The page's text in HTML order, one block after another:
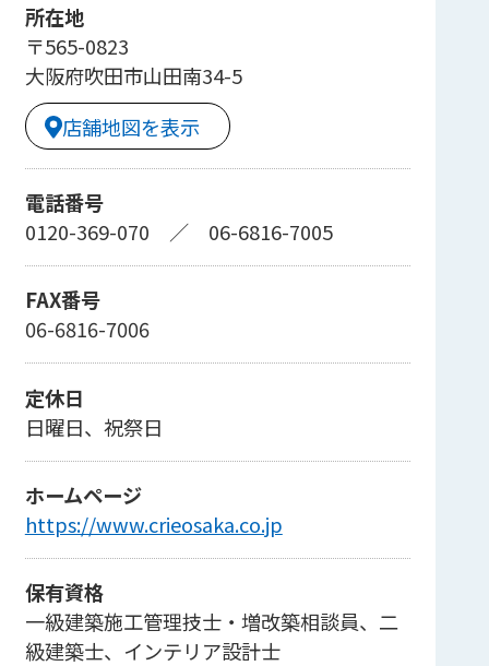
所在地
〒565-0823
大阪府吹田市山田南34-5
店舗地図を表示
電話番号
0120-369-070 ／ 06-6816-7005
FAX番号
06-6816-7006
定休日
日曜日、祝祭日
ホームページ
https://www.crieosaka.co.jp
保有資格
一級建築施工管理技士・増改築相談員、二
級建築士、インテリア設計士